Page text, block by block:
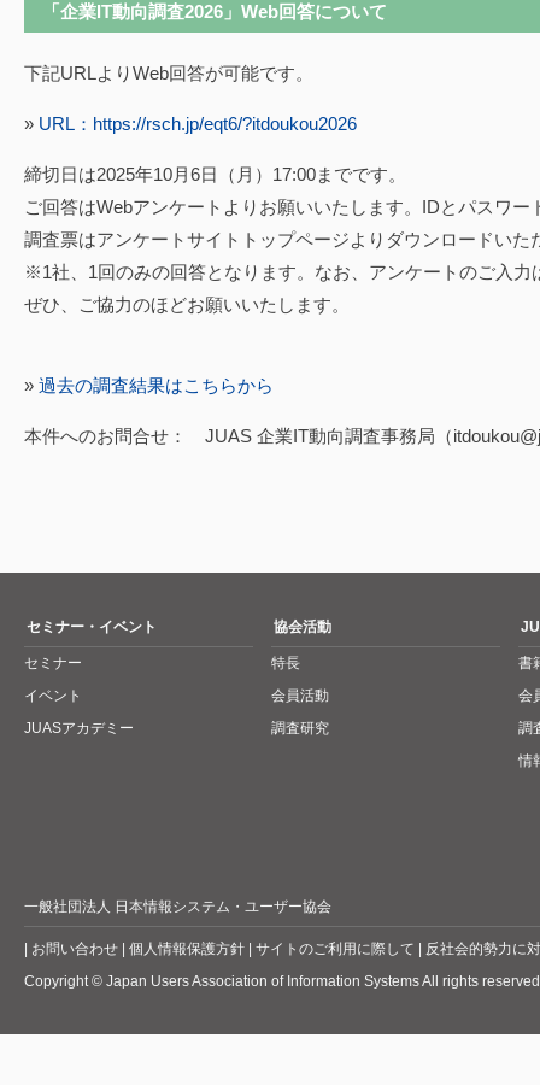
「企業IT動向調査2026」Web回答について
下記URLよりWeb回答が可能です。
» URL：https://rsch.jp/eqt6/?itdoukou2026
締切日は2025年10月6日（月）17:00までです。
ご回答はWebアンケートよりお願いいたします。IDとパスワ
調査票はアンケートサイトトップページよりダウンロードいた
※1社、1回のみの回答となります。なお、アンケートのご入力
ぜひ、ご協力のほどお願いいたします。
» 過去の調査結果はこちらから
本件へのお問合せ： JUAS 企業IT動向調査事務局（
セミナー・イベント
セミナー
イベント
JUASアカデミー
協会活動
特長
会員活動
調査研究
書
会
調
情
一般社団法人 日本情報システム・ユーザー協会
お問い合わせ 個人情報保護方針 サイトのご利用に際して
反社会的勢力に
Copyright © Japan Users Association of Information Systems All rights reserved